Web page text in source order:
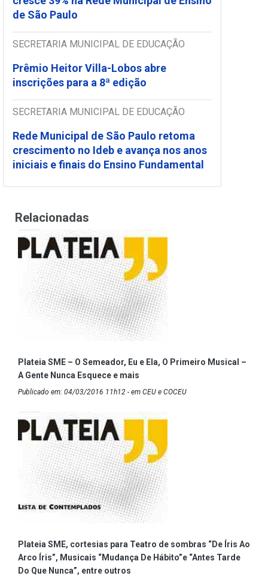
de São Paulo
SECRETARIA MUNICIPAL DE EDUCAÇÃO
Prêmio Heitor Villa-Lobos abre
inscrições para a 8ª edição
SECRETARIA MUNICIPAL DE EDUCAÇÃO
Rede Municipal de São Paulo retoma
crescimento no Ideb e avança nos anos
iniciais e finais do Ensino Fundamental
Relacionadas
Plateia SME – O Semeador, Eu e Ela, O Primeiro Musical –
A Gente Nunca Esquece e mais
Publicado em: 04/03/2016 11h12 - em CEU e COCEU
Plateia SME, cortesias para Teatro de sombras “De Íris Ao
Arco Íris”, Musicais “Mudança De Hábito”e “Antes Tarde
Do Que Nunca”, entre outros